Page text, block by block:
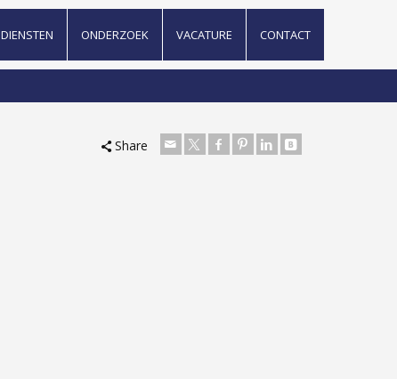
DIENSTEN ONDERZOEK VACATURE CONTACT
Share